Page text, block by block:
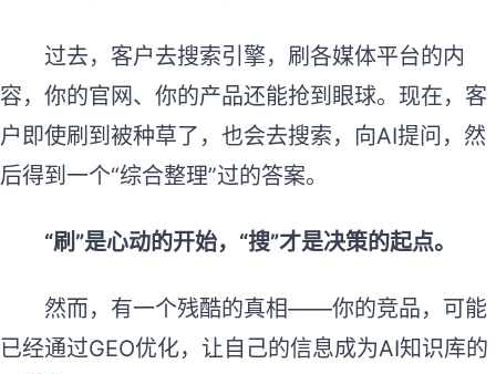
过去，客户去搜索引擎，刷各媒体平台的内
容，你的官网、你的产品还能抢到眼球。现在，客
户即使刷到被种草了，也会去搜索，向AI提问，然
后得到一个“综合整理”过的答案。
“刷”是心动的开始，“搜”才是决策的起点。
然而，有一个残酷的真相——你的竞品，可能
已经通过GEO优化，让自己的信息成为AI知识库的